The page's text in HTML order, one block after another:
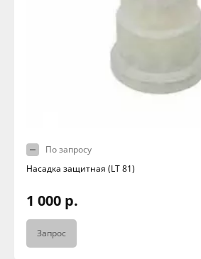
По запросу
Насадка защитная (LT 81)
1 000 р.
Запрос